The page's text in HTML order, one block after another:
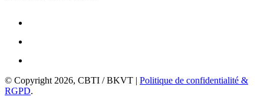
© Copyright 2026, CBTI / BKVT | Politique de confidentialité &
RGPD.